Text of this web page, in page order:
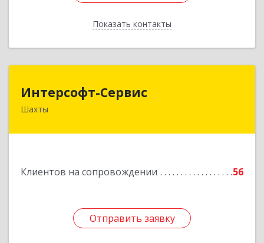
Показать контакты
Назад
Интерсофт-Сервис
Шахты
Клиентов на сопровождении 56
Отправить заявку
346480, Ростовская обл, Шахты г, Советская ул,
Отправить заявку